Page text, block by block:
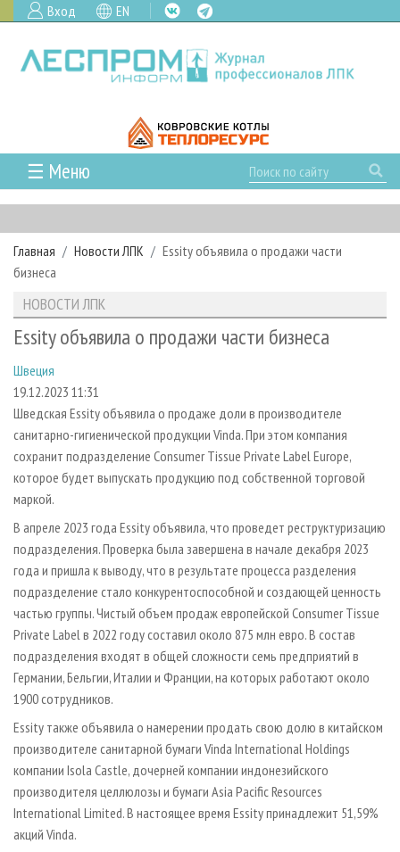
Вход EN
☰ Меню
ГЛАВНАЯ
РУБРИКИ И ТЕМЫ
РУБРИКИ ЖУРНАЛА
ЛЕСОЗАГОТОВКА
ЛЕСОПИЛЕНИЕ
ДЕРЕВООБРАБОТКА
СУШКА ДРЕВЕСИНЫ
ПРОИЗВОДСТВО ДРЕВЕСНЫХ ПЛИТ
ДЕРЕВЯННОЕ ДОМОСТРОЕНИЕ
ПРОИЗВОДСТВО МЕБЕЛИ
БИОЭНЕРГЕТИКА
ЦБП
ИНСТРУМЕНТ И МАТЕРИАЛЫ
НОВОСТИ
НОВОСТИ ЛПК
НОВОСТИ ЖУРНАЛА
НОВОСТИ КОМПАНИЙ
ПРОЕКТЫ ЛПИ
АНАЛИТИКА
ПРЕДПРИЯТИЯ ЛПК
ЛЕСНЫЕ РЕГИОНЫ РОССИИ
ПЕРСОНЫ
МОБИЛЬНЫЕ ВЫСТАВКИ
ОФИЦИАЛЬНЫЕ ДЕЛЕГАЦИИ
ПРИОРИТЕТНЫЕ ИНВЕСТПРОЕКТЫ
RUSSIAN FORESTRY REVIEW
ГАЗЕТА ЛЕСПРОМФОРУМ
БИБЛИОТЕКА СПЕЦИАЛИСТА
АРХИВ
АРХИВ ЖУРНАЛОВ
СТАТЬИ
ПОДПИСКА
КОНТАКТЫ
РЕКЛАМОДАТЕЛЯМ
РЕКЛАМА
РЕКЛАМА НА САЙТЕ
Главная Новости ЛПК
Essity объявила о продажи части
бизнеса
НОВОСТИ ЛПК
Essity объявила о продажи части бизнеса
Швеция
19.12.2023 11:31
Шведская Essity объявила о продаже доли в производителе
санитарно-гигиенической продукции Vinda. При этом компания
сохранит подразделение Consumer Tissue Private Label Europe,
которое будет выпускать продукцию под собственной торговой
маркой.
В апреле 2023 года Essity объявила, что проведет реструктуризацию
подразделения. Проверка была завершена в начале декабря 2023
года и пришла к выводу, что в результате процесса разделения
подразделение стало конкурентоспособной и создающей ценность
частью группы. Чистый объем продаж европейской Consumer Tissue
Private Label в 2022 году составил около 875 млн евро. В состав
подразделения входят в общей сложности семь предприятий в
Германии, Бельгии, Италии и Франции, на которых работают около
1900 сотрудников.
Essity также объявила о намерении продать свою долю в китайском
производителе санитарной бумаги Vinda International Holdings
компании Isola Castle, дочерней компании индонезийского
производителя целлюлозы и бумаги Asia Pacific Resources
International Limited. В настоящее время Essity принадлежит 51,59%
акций Vinda.